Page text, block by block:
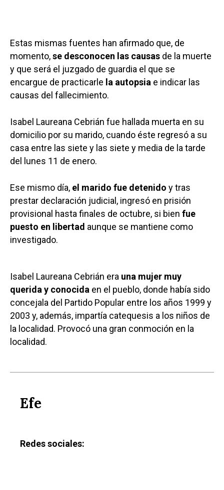
Estas mismas fuentes han afirmado que, de
momento,se desconocen las causas de la muerte
y que será el juzgado de guardia el que se
encargue de practicarle la autopsia e indicar las
causas del fallecimiento.
Isabel Laureana Cebrián fue hallada muerta en su
domicilio por su marido, cuando éste regresó a su
casa entre las siete y las siete y media de la tarde
del lunes 11 de enero.
Ese mismo día, el marido fue detenido y tras
prestar declaración judicial, ingresó en prisión
provisional hasta finales de octubre, si bien fue
puesto en libertad aunque se mantiene como
investigado.
Isabel Laureana Cebrián era una mujer muy
querida y conocida en el pueblo, donde había sido
concejala del Partido Popular entre los años 1999 y
2003 y, además, impartía catequesis a los niños de
la localidad. Provocó una gran conmoción en la
localidad.
Efe
Redes sociales: